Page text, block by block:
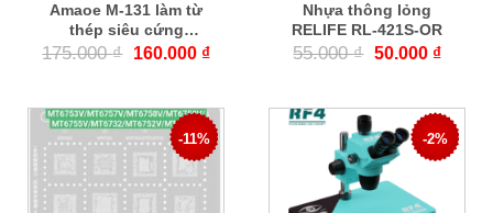
Amaoe M-131 làm từ
thép siêu cứng
Chrome Vanadi
175.000₫ 160.000 ₫
Nhựa thông lỏng
RELIFE RL-421S-OR
55.000₫ 50.000 ₫
-11% -2%